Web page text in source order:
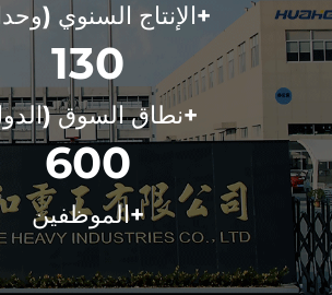
+الإنتاج السنوي
130
+نطاق السوق
600
+الموظفين